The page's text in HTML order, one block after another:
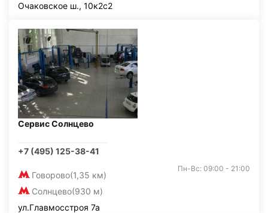
Очаковское ш., 10к2с2
Сервис Солнцево
+7 (495) 125-38-41
Говорово(1,35 км)
Солнцево(930 м)
Пн-Вс: 09:00 - 21:00
ул.Главмосстроя 7а